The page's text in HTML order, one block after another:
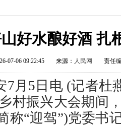
好水酿好酒 扎
07-06 09:22:45 来源： 人民网 责任
5日电 (记者杜
村振兴大会期间
称“迎驾”)党委书